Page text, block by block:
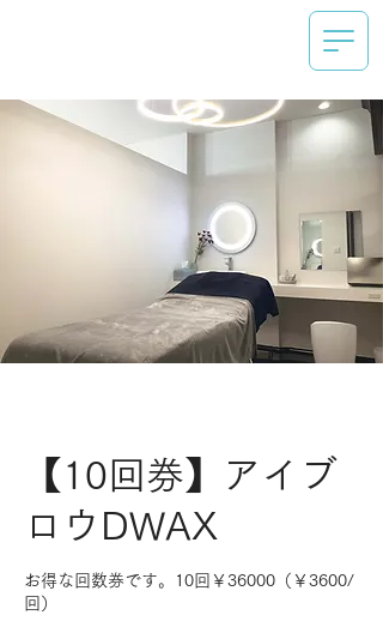
【10回券】アイブ
ロウDWAX
お得な回数券です。10回￥36000（￥3600/
回）